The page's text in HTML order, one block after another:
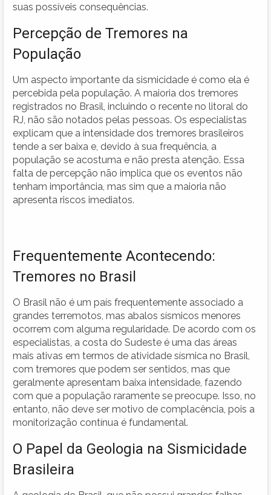
suas possíveis consequências.
Percepção de Tremores na
População
Um aspecto importante da sismicidade é como ela é
percebida pela população. A maioria dos tremores
registrados no Brasil, incluindo o recente no litoral do
RJ, não são notados pelas pessoas. Os especialistas
explicam que a intensidade dos tremores brasileiros
tende a ser baixa e, devido à sua frequência, a
população se acostuma e não presta atenção. Essa
falta de percepção não implica que os eventos não
tenham importância, mas sim que a maioria não
apresenta riscos imediatos.
Frequentemente Acontecendo:
Tremores no Brasil
O Brasil não é um país frequentemente associado a
grandes terremotos, mas abalos sísmicos menores
ocorrem com alguma regularidade. De acordo com os
especialistas, a costa do Sudeste é uma das áreas
mais ativas em termos de atividade sísmica no Brasil,
com tremores que podem ser sentidos, mas que
geralmente apresentam baixa intensidade, fazendo
com que a população raramente se preocupe. Isso, no
entanto, não deve ser motivo de complacência, pois a
monitorização contínua é fundamental.
O Papel da Geologia na Sismicidade
Brasileira